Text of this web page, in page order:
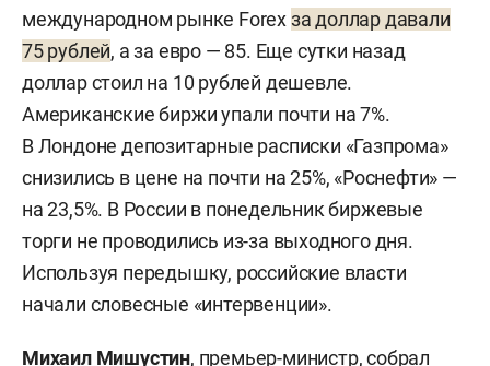
международном рынке Forexза доллар давали
75 рублей, а за евро — 85. Еще сутки назад
доллар стоил на 10 рублей дешевле.
Американские биржи упали почти на 7%.
В Лондоне депозитарные расписки «Газпрома»
снизились в цене на почти на 25%, «Роснефти» —
на 23,5%. В России в понедельник биржевые
торги не проводились из-за выходного дня.
Используя передышку, российские власти
начали словесные «интервенции».
Михаил Мишустин, премьер-министр, собрал